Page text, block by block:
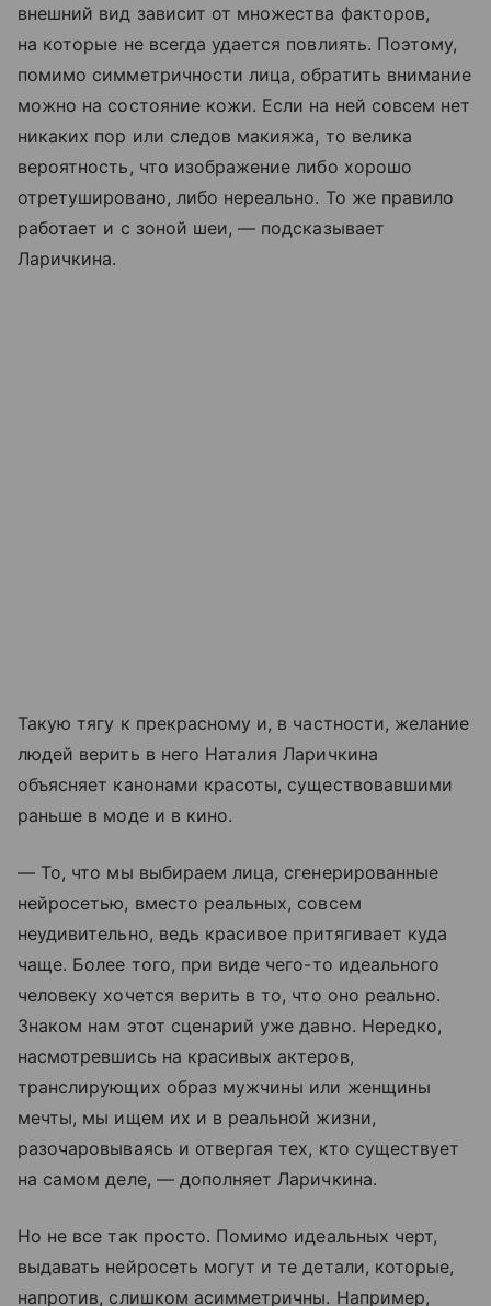
внешний вид зависит от множества факторов,
на которые не всегда удается повлиять. Поэтому,
помимо симметричности лица, обратить внимание
можно на состояние кожи. Если на ней совсем нет
никаких пор или следов макияжа, то велика
вероятность, что изображение либо хорошо
отретушировано, либо нереально. То же правило
работает и с зоной шеи, — подсказывает
Ларичкина.
Такую тягу к прекрасному и, в частности, желание
людей верить в него Наталия Ларичкина
объясняет канонами красоты, существовавшими
раньше в моде и в кино.
— То, что мы выбираем лица, сгенерированные
нейросетью, вместо реальных, совсем
неудивительно, ведь красивое притягивает куда
чаще. Более того, при виде чего-то идеального
человеку хочется верить в то, что оно реально.
Знаком нам этот сценарий уже давно. Нередко,
насмотревшись на красивых актеров,
транслирующих образ мужчины или женщины
мечты, мы ищем их и в реальной жизни,
разочаровываясь и отвергая тех, кто существует
на самом деле, — дополняет Ларичкина.
Но не все так просто. Помимо идеальных черт,
выдавать нейросеть могут и те детали, которые,
напротив, слишком асимметричны. Например,